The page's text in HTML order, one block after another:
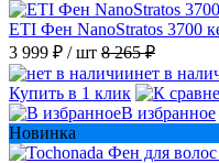
ETI Фен NanoStratos 3700
3 999 ₽ / шт 8 265 ₽
нет в
Купить в 1 клик
В избранное
Новинка